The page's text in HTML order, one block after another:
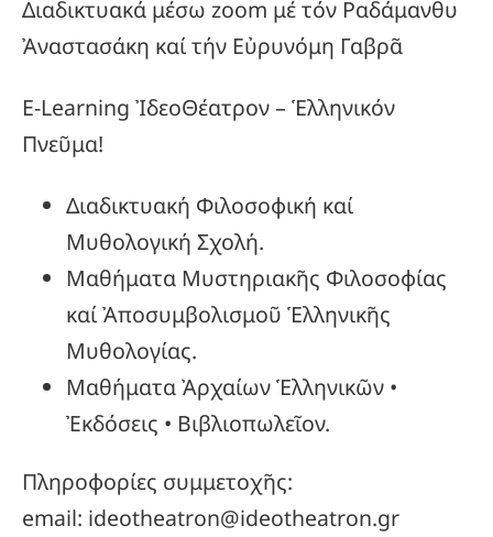
Διαδικτυακά μέσω zoom μέ τόν Ραδάμανθυ
Ἀναστασάκη καί τήν Εὐρυνόμη Γαβρᾶ
E-Learning ἸδεοΘέατρον – Ἑλληνικόν
Πνεῦμα!
Διαδικτυακή Φιλοσοφική καί
Μυθολογική Σχολή.
Μαθήματα Μυστηριακῆς Φιλοσοφίας
καί Ἀποσυμβολισμοῦ Ἑλληνικῆς
Μυθολογίας.
Μαθήματα Ἀρχαίων Ἑλληνικῶν •
Ἐκδόσεις • Βιβλιοπωλεῖον.
Πληροφορίες συμμετοχῆς:
email: ideotheatron@ideotheatron.gr